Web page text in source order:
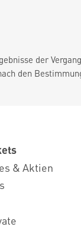
der
den
& Aktien